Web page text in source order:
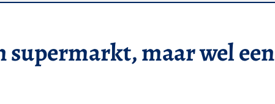
supermarkt, maar wel een